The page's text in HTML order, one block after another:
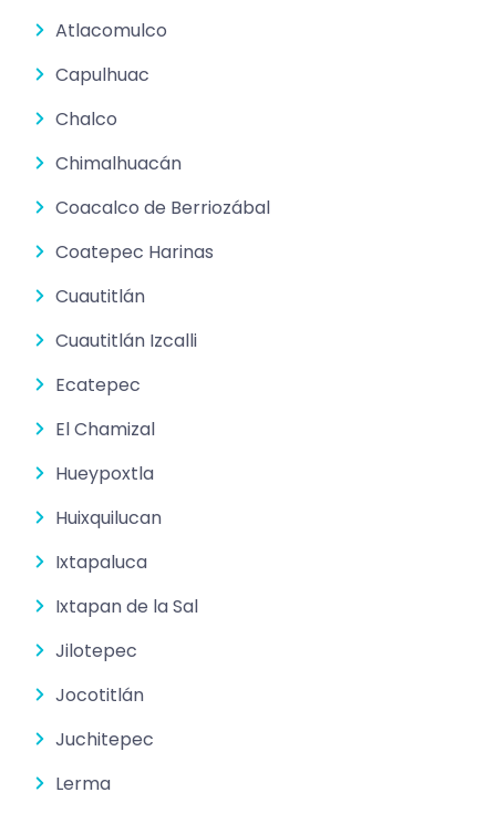
Atlacomulco
Capulhuac
Chalco
Chimalhuacán
Coacalco de Berriozábal
Coatepec Harinas
Cuautitlán
Cuautitlán Izcalli
Ecatepec
El Chamizal
Hueypoxtla
Huixquilucan
Ixtapaluca
Ixtapan de la Sal
Jilotepec
Jocotitlán
Juchitepec
Lerma